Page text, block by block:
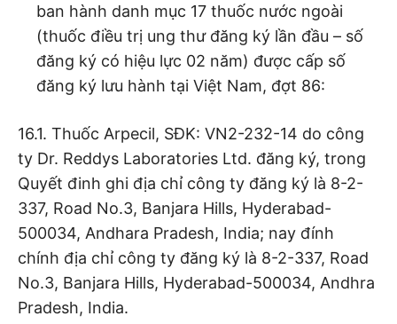
ban hành danh mục 17 thuốc nước ngoài
(thuốc điều trị ung thư đăng ký lần đầu – số
đăng ký có hiệu lực 02 năm) được cấp số
đăng ký lưu hành tại Việt Nam, đợt 86:
16.1. Thuốc Arpecil, SĐK: VN2-232-14 do công
ty Dr. Reddys Laboratories Ltd. đăng ký, trong
Quyết đinh ghi địa chỉ công ty đăng ký là 8-2-
337, Road No.3, Banjara Hills, Hyderabad-
500034, Andhara Pradesh, India; nay đính
chính địa chỉ công ty đăng ký là 8-2-337, Road
No.3, Banjara Hills, Hyderabad-500034, Andhra
Pradesh, India.